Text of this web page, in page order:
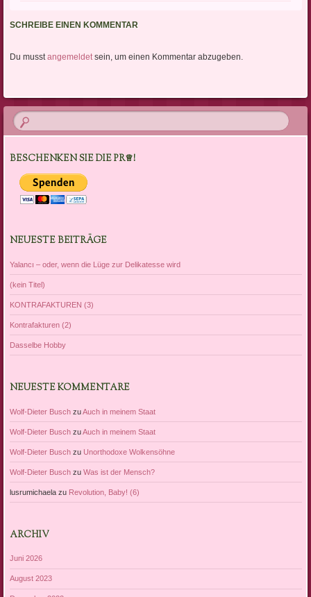
SCHREIBE EINEN KOMMENTAR
Du musstangemeldetsein, um einen Kommentar abzugeben.
BESCHENKEN SIE DIE PR♕!
NEUESTE BEITRÄGE
Yalancı – oder, wenn die Lüge zur Delikatesse wird
(kein Titel)
KONTRAFAKTUREN (3)
Kontrafakturen (2)
Dasselbe Hobby
NEUESTE KOMMENTARE
Wolf-Dieter BuschzuAuch in meinem Staat
Wolf-Dieter BuschzuAuch in meinem Staat
Wolf-Dieter Buschzu Unorthodoxe Wolkensöhne
Wolf-Dieter Buschzu Was ist der Mensch?
lusrumichaelazu Revolution, Baby! (6)
ARCHIV
Juni 2026
August 2023